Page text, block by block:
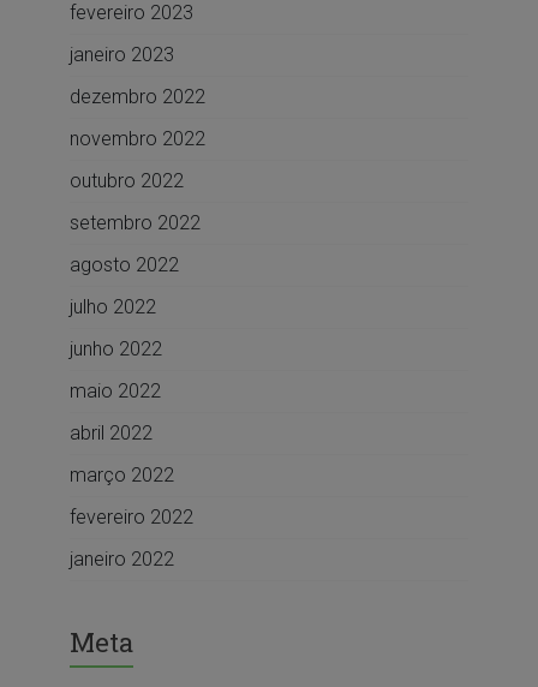
fevereiro 2023
janeiro 2023
dezembro 2022
novembro 2022
outubro 2022
setembro 2022
agosto 2022
julho 2022
junho 2022
maio 2022
abril 2022
março 2022
fevereiro 2022
janeiro 2022
Meta